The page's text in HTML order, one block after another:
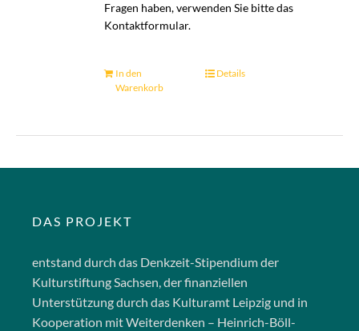
Fragen haben, verwenden Sie bitte das
Kontaktformular.
In den
Warenkorb
Details
DAS PROJEKT
entstand durch das Denkzeit-Stipendium der
Kulturstiftung Sachsen, der finanziellen
Unterstützung durch das Kulturamt Leipzig und in
Kooperation mit Weiterdenken – Heinrich-Böll-